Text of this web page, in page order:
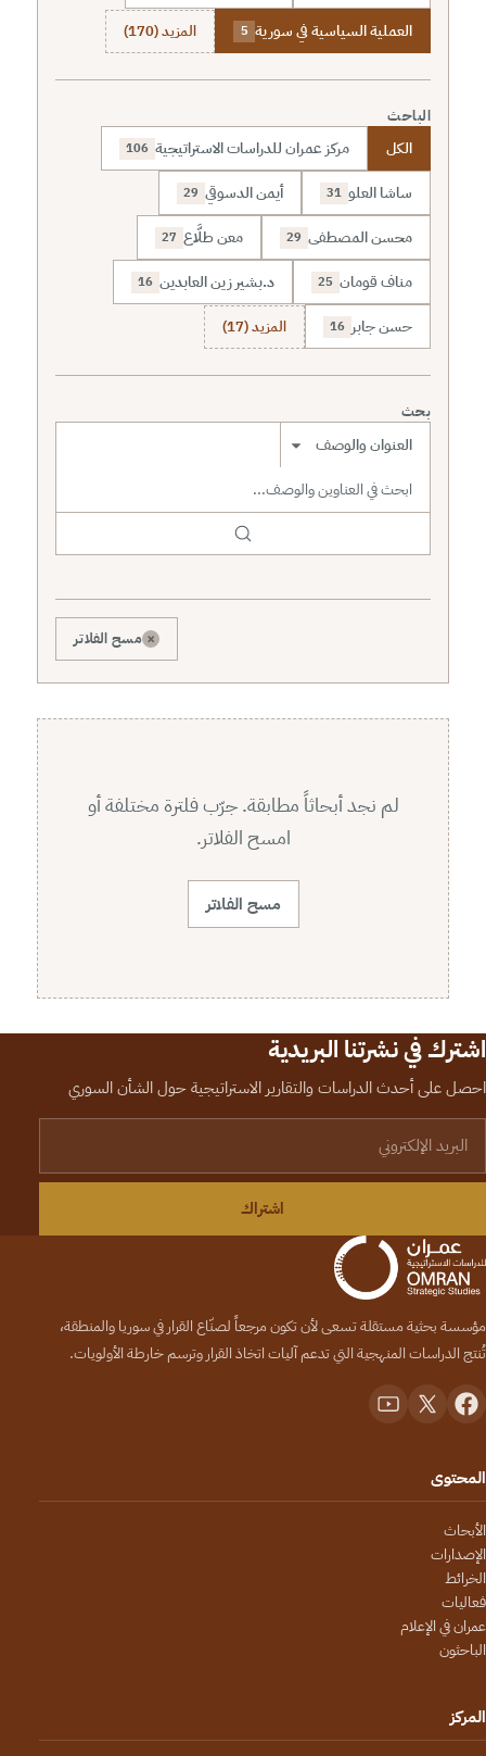
العملية السياسية في سورية 5 المزيد (170)
الباحث
الكل مركز عمران للدراسات الاستراتيجية 106
ساشا العلو 31 أيمن الدسوقي 29
محسن المصطفى 29 معن طلَّاع 27
مناف قومان 25 د.بشير زين العابدين 16
حسن جابر 16 المزيد (17)
بحث
نطاق البحث
× مسح الفلاتر
لم نجد أبحاثاً مطابقة. جرّب فلترة مختلفة أو
امسح الفلاتر.
مسح الفلاتر
اشترك في نشرتنا البريدية
احصل على أحدث الدراسات والتقارير الاستراتيجية حول الشأن السوري
اشتراك
مؤسسة بحثية مستقلة تسعى لأن تكون مرجعاً لصنّاع القرار في سوريا والمنطقة،
تُنتج الدراسات المنهجية التي تدعم آليات اتخاذ القرار وترسم خارطة الأولويات.
المحتوى
الأبحاث
الإصدارات
الخرائط
فعاليات
عمران في الإعلام
الباحثون
المركز